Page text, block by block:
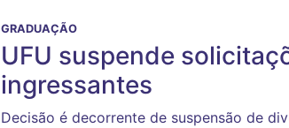
GRADUAÇÃO
UFU suspende
ingressantes
Decisão é decorrente de suspensão de